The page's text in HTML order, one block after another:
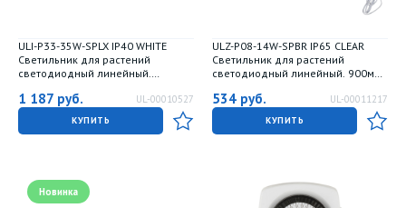
ULI-P33-35W-SPLX IP40 WHITE
Светильник для растений
светодиодный линейный.
Алюминий. Спектр с дальним
красным для фотосинтеза. TM
Uniel
1 187 руб. UL-00010527
КУПИТЬ
ULZ-P08-14W-SPBR IP65 CLEAR
Светильник для растений
светодиодный линейный. 900мм.
досвечивания в период роста.
TM ФитоЛето
534 руб. UL-00011217
КУПИТЬ
Новинка